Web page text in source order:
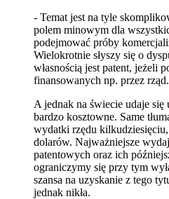
- Temat jest na tyle
polem minowym dla
podejmować próby
Wielokrotnie słyszy się o
własnością jest patent, jeżeli
finansowanych np. przez rząd.
A jednak na świecie udaje się
bardzo kosztowne. Same
wydatki rzędu
dolarów. Najważniejsze
patentowych oraz ich
ograniczymy się przy tym
szansa na uzyskanie z tego
jednak nikła.